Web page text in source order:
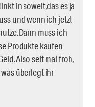
in soweit,das es ja
und wenn ich jetzt
muss ich
Produkte kaufen
seit mal froh,
überlegt ihr